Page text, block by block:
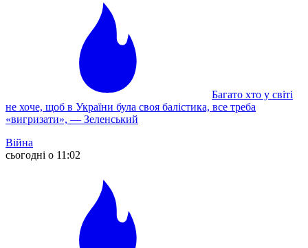
Багато хто у світі
не хоче, щоб в України була своя балістика, все треба
«вигризати», — Зеленський
Війна
сьогодні о 11:02